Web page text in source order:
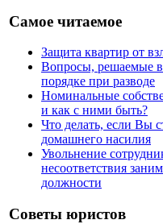
Самое читаемое
Защита квартир от
Вопросы, решаемые
порядке при разводе
Номинальные
и как с ними быть?
Что делать, если Вы
домашнего насилия
Увольнение
несоответствия
должности
Советы юристов